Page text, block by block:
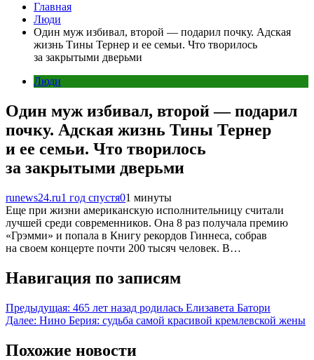
Главная
Люди
Один муж избивал, второй — подарил почку. Адская
жизнь Тины Тернер и ее семьи. Что творилось
за закрытыми дверьми
Люди
Один муж избивал, второй — подарил
почку. Адская жизнь Тины Тернер
и ее семьи. Что творилось
за закрытыми дверьми
runews24.ru1 год спустя01 минуты
Еще при жизни американскую исполнительницу считали
лучшей среди современников. Она 8 раз получала премию
«Грэмми» и попала в Книгу рекордов Гиннеса, собрав
на своем концерте почти 200 тысяч человек. В…
Навигация по записям
Предыдущая: 465 лет назад родилась Елизавета Батори
Далее: Нино Берия: судьба самой красивой кремлевской жены
Похожие новости